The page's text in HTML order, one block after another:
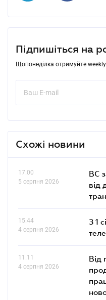
Підпишіться на
Щопонеділка отримуйте
Схожі новини
17.00
5 серпня 2026
ВС
від
15.44
4 серпня 2026
З 1
11.11
4 серпня 2026
Від